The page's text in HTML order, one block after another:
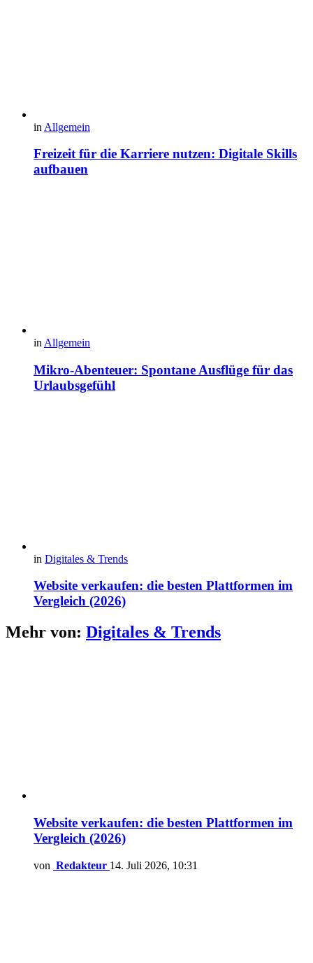
in Allgemein
Freizeit für die Karriere nutzen: Digitale Skills
aufbauen
in Allgemein
Mikro-Abenteuer: Spontane Ausflüge für das
Urlaubsgefühl
in Digitales & Trends
Website verkaufen: die besten Plattformen im
Vergleich (2026)
Mehr von: Digitales & Trends
Website verkaufen: die besten Plattformen im
Vergleich (2026)
von Redakteur 14. Juli 2026, 10:31